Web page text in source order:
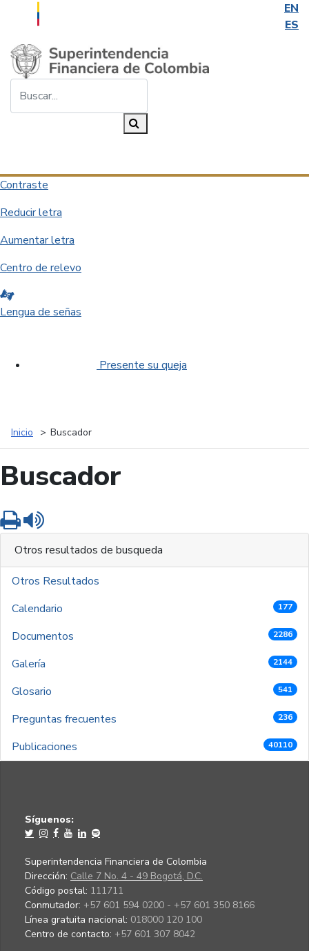
EN
ES
Saltar al contenido principal
Contraste
Reducir letra
Aumentar letra
Centro de relevo
Lengua de señas
Presente su queja
Inicio Buscador
Buscador
Imprimir
Otros resultados de busqueda
Otros Resultados
Calendario
177
Documentos 2286
Galería 2144
Glosario 541
Preguntas frecuentes 236
Publicaciones 40110
Síguenos:
Superintendencia Financiera de Colombia
Dirección: Calle 7 No. 4 - 49 Bogotá, D.C.
Código postal: 111711
Conmutador: +57 601 594 0200 - +57 601 350 8166
Línea gratuita nacional: 018000 120 100
Centro de contacto: +57 601 307 8042